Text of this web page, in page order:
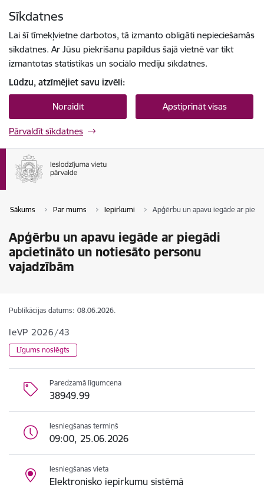
Sīkdatnes
Lai šī tīmekļvietne darbotos, tā izmanto obligāti nepieciešamās
sīkdatnes. Ar Jūsu piekrišanu papildus šajā vietnē var tikt
izmantotas statistikas un sociālo mediju sīkdatnes.
Lūdzu, atzīmējiet savu izvēli:
Noraidīt Apstiprināt visas
Pārvaldīt sīkdatnes
Sākums Par mums Iepirkumi Apģērbu un apavu iegāde ar
Apģērbu un apavu iegāde ar piegādi
apcietināto un notiesāto personu
vajadzībām
Publikācijas datums: 08.06.2026.
IeVP 2026/43
Līgums noslēgts
Paredzamā līgumcena
38949.99
Iesniegšanas termiņš
09:00, 25.06.2026
Iesniegšanas vieta
Elektronisko iepirkumu sistēmā